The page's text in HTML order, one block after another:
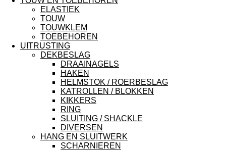
ELASTIEK
TOUW
TOUWKLEM
TOEBEHOREN
UITRUSTING
DEKBESLAG
DRAAINAGELS
HAKEN
HELMSTOK / ROERBESLAG
KATROLLEN / BLOKKEN
KIKKERS
RING
SLUITING / SHACKLE
DIVERSEN
HANG EN SLUITWERK
SCHARNIEREN